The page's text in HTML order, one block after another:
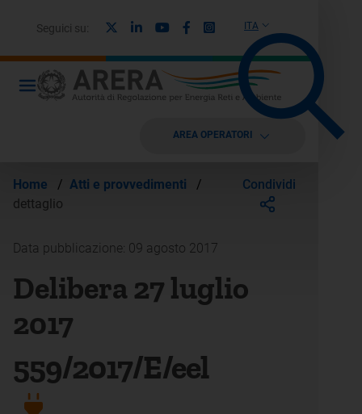
ITA
Seguici su: LinkedinYoutubeFacebook
Instagram
AREA OPERATORI
Home / Atti e provvedimenti
/
dettaglio
Condividi
Data pubblicazione: 09 agosto 2017
Delibera 27 luglio
2017
559/2017/E/eel